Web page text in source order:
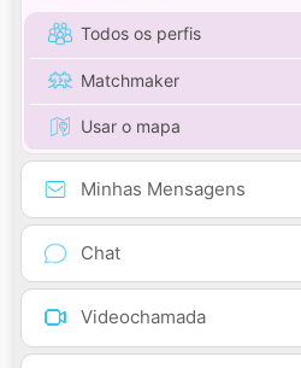
Todos os perfis
Matchmaker
Usar o mapa
Minhas Mensagens
Chat
Videochamada